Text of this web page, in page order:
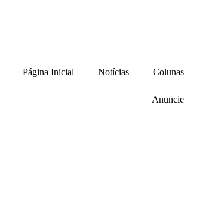
Página Inicial Notícias Colunas
Anuncie